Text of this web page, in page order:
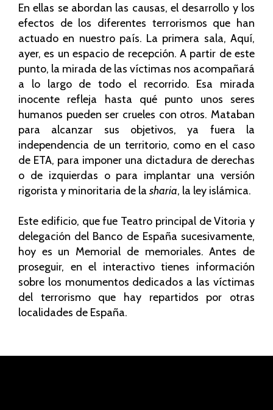
En ellas se abordan las causas, el desarrollo y los
efectos de los diferentes terrorismos que han
actuado en nuestro país. La primera sala, Aquí,
ayer, es un espacio de recepción. A partir de este
punto, la mirada de las víctimas nos acompañará
a lo largo de todo el recorrido. Esa mirada
inocente refleja hasta qué punto unos seres
humanos pueden ser crueles con otros. Mataban
para alcanzar sus objetivos, ya fuera la
independencia de un territorio, como en el caso
de ETA, para imponer una dictadura de derechas
o de izquierdas o para implantar una versión
rigorista y minoritaria de la sharia, la ley islámica.
Este edificio, que fue Teatro principal de Vitoria y
delegación del Banco de España sucesivamente,
hoy es un Memorial de memoriales. Antes de
proseguir, en el interactivo tienes información
sobre los monumentos dedicados a las víctimas
del terrorismo que hay repartidos por otras
localidades de España.